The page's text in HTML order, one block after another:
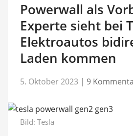
Powerwall als
Experte sieht bei
Elektroautos
Laden kommen
5. Oktober 2023 | 9
Bild: Tesla